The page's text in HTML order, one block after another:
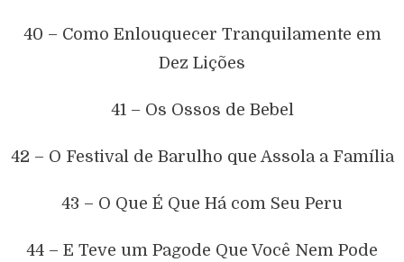
40 – Como Enlouquecer Tranquilamente em
Dez Lições
41 – Os Ossos de Bebel
42 – O Festival de Barulho que Assola a Família
43 – O Que É Que Há com Seu Peru
44 – E Teve um Pagode Que Você Nem Pode